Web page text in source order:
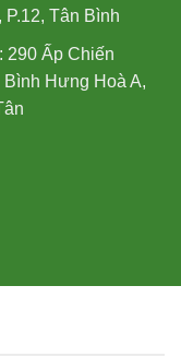
P.12, Tân Bình
290 Ấp Chiến
Bình Hưng Hoà A,